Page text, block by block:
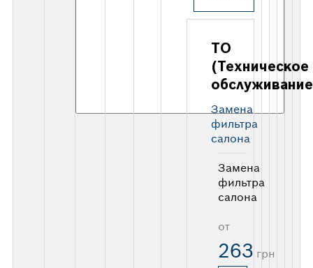
ТО
(Техническое
Замена
фильтра
салона
Замена
фильтра
салона
от
263 грн